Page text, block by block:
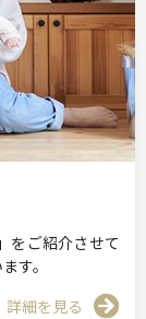
をご紹介させて
す。
詳細を見る